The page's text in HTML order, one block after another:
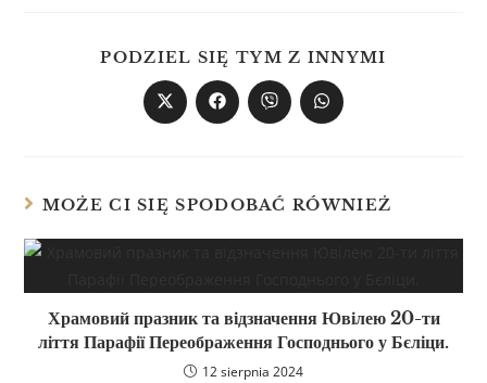
PODZIEL SIĘ TYM Z INNYMI
MOŻE CI SIĘ SPODOBAĆ RÓWNIEŻ
Храмовий празник та відзначення Ювілею 20-ти
ліття Парафії Переображення Господнього у Бєліци.
12 sierpnia 2024